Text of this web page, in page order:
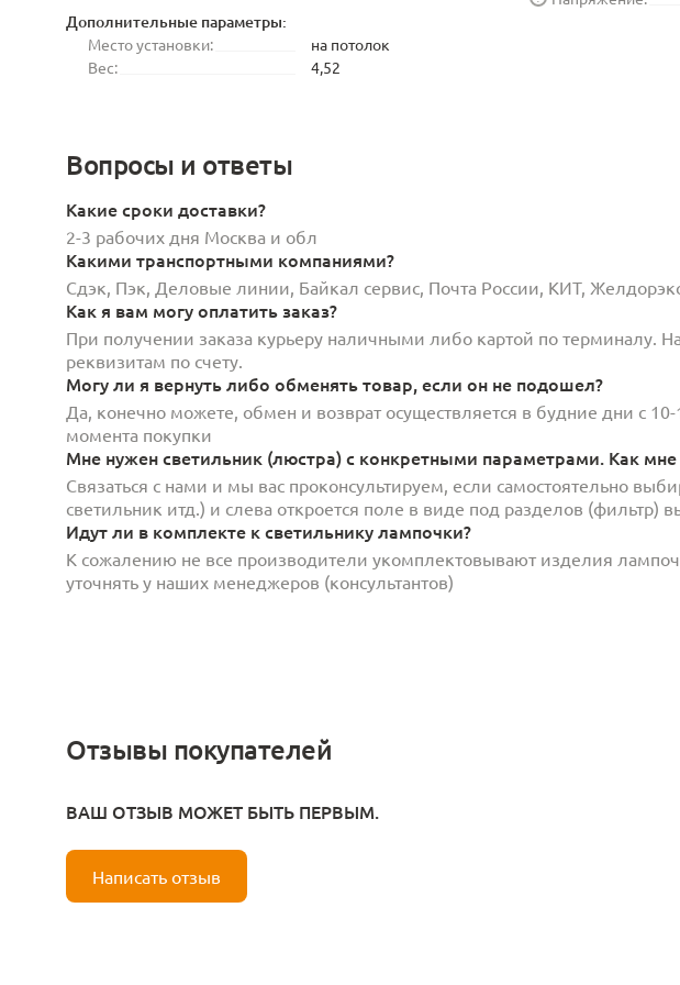
Дополнительные параметры:
Место установки:
на потолок
Вес:
4,52
Вопросы и ответы
Какие сроки доставки?
2-3 рабочих дня Москва и обл
Какими транспортными компаниями?
Сдэк, Пэк, Деловые линии, Байкал сервис, Почта России, КИТ,
Как я вам могу оплатить заказ?
При получении заказа курьеру наличными либо картой по терминалу.
реквизитам по счету.
Могу ли я вернуть либо обменять товар, если он не подошел?
Да, конечно можете, обмен и возврат осуществляется в будние дни с
момента покупки
Мне нужен светильник (люстра) с конкретными параметрами. Как мне
Связаться с нами и мы вас проконсультируем, если самостоятельно
светильник итд.) и слева откроется поле в виде под разделов (фильтр)
Идут ли в комплекте к светильнику лампочки?
К сожалению не все производители укомплектовывают изделия
уточнять у наших менеджеров (консультантов)
Отзывы покупателей
ВАШ ОТЗЫВ МОЖЕТ БЫТЬ ПЕРВЫМ.
Написать отзыв